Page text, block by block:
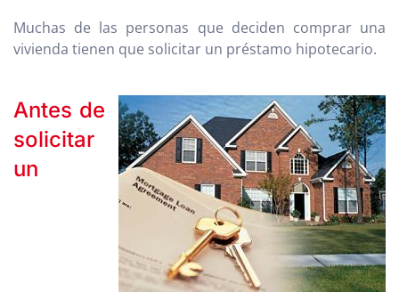
Muchas de las personas que deciden comprar una
vivienda tienen que solicitar un préstamo hipotecario.
Antes de
solicitar
un